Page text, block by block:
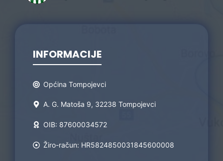
INFORMACIJE
Općina Tompojevci
A. G. Matoša 9, 32238 Tompojevci
OIB: 87600034572
Žiro-račun: HR5824850031845600008